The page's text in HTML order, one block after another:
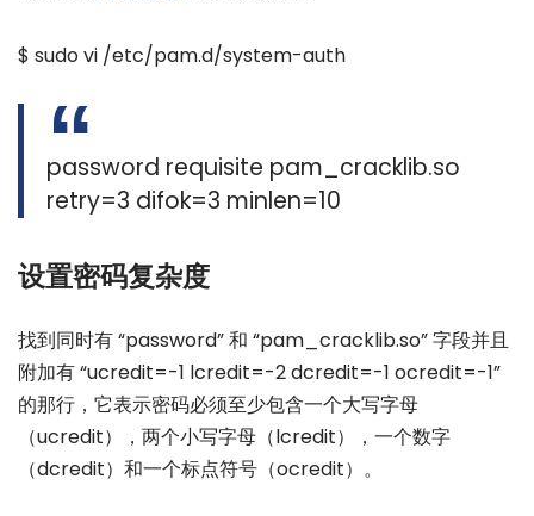
$ sudo vi /etc/pam.d/system-auth
password requisite pam_cracklib.so
retry=3 difok=3 minlen=10
设置密码复杂度
找到同时有 “password” 和 “pam_cracklib.so” 字段并且
附加有 “ucredit=-1 lcredit=-2 dcredit=-1 ocredit=-1”
的那行，它表示密码必须至少包含一个大写字母
（ucredit），两个小写字母（lcredit），一个数字
（dcredit）和一个标点符号（ocredit）。